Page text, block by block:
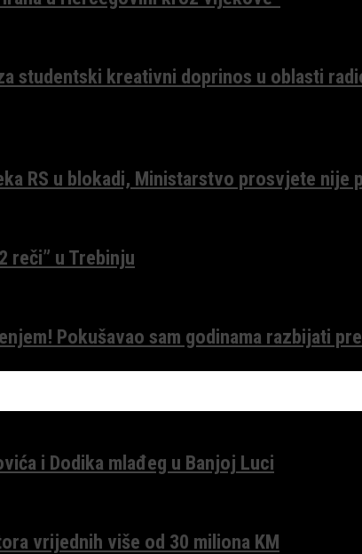
studentski kreativni doprinos u oblasti
RS u blokadi, Ministarstvo prosvjete nije
reči” u Trebinju
Pokušavao sam godinama razbijati
i Dodika mlađeg u Banjoj Luci
vrijednih više od 30 miliona KM